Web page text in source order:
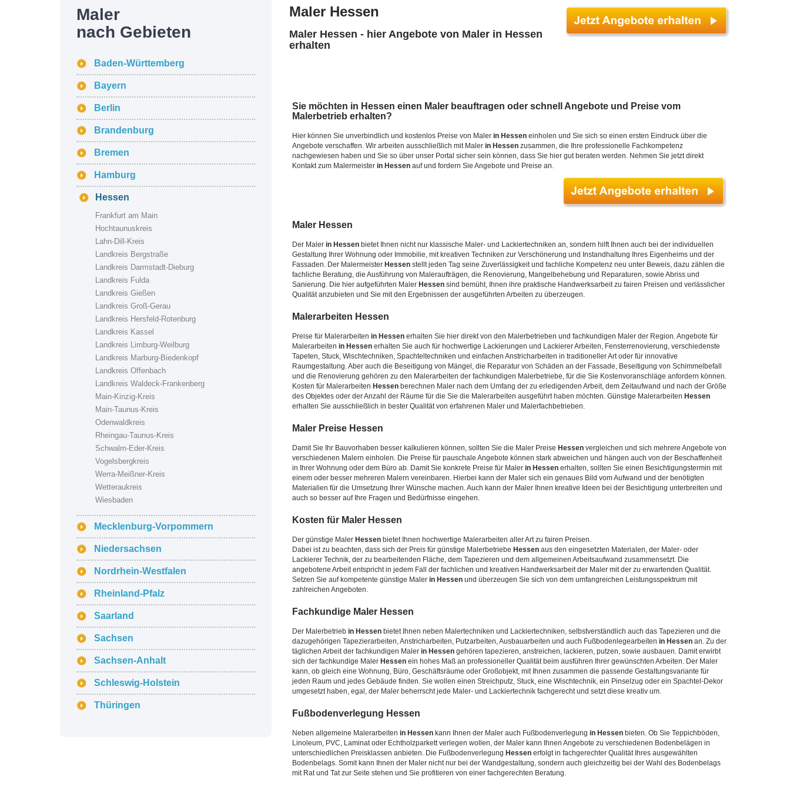
Maler
nach Gebieten
Baden-Württemberg
Bayern
Berlin
Brandenburg
Bremen
Hamburg
Hessen
Frankfurt am Main
Hochtaunuskreis
Lahn-Dill-Kreis
Landkreis Bergstraße
Landkreis Darmstadt-Dieburg
Landkreis Fulda
Landkreis Gießen
Landkreis Groß-Gerau
Landkreis Hersfeld-Rotenburg
Landkreis Kassel
Landkreis Limburg-Weilburg
Landkreis Marburg-Biedenkopf
Landkreis Offenbach
Landkreis Waldeck-Frankenberg
Main-Kinzig-Kreis
Main-Taunus-Kreis
Odenwaldkreis
Rheingau-Taunus-Kreis
Schwalm-Eder-Kreis
Vogelsbergkreis
Werra-Meißner-Kreis
Wetteraukreis
Wiesbaden
Mecklenburg-Vorpommern
Niedersachsen
Nordrhein-Westfalen
Rheinland-Pfalz
Saarland
Sachsen
Sachsen-Anhalt
Schleswig-Holstein
Thüringen
Maler Hessen
Maler Hessen - hier Angebote von Maler in Hessen
erhalten
Sie möchten in Hessen einen Maler beauftragen oder schnell Angebote und Preise vom
Malerbetrieb erhalten?
Hier können Sie unverbindlich und kostenlos Preise von Maler in Hessen einholen und Sie sich so einen ersten Eindruck über die
Angebote verschaffen. Wir arbeiten ausschließlich mit Maler in Hessen zusammen, die Ihre professionelle Fachkompetenz
nachgewiesen haben und Sie so über unser Portal sicher sein können, dass Sie hier gut beraten werden. Nehmen Sie jetzt direkt
Kontakt zum Malermeister in Hessen auf und fordern Sie Angebote und Preise an.
Maler Hessen
Der Maler in Hessen bietet Ihnen nicht nur klassische Maler- und Lackiertechniken an, sondern hilft Ihnen auch bei der individuellen
Gestaltung Ihrer Wohnung oder Immobilie, mit kreativen Techniken zur Verschönerung und Instandhaltung Ihres Eigenheims und der
Fassaden. Der Malermeister Hessen stellt jeden Tag seine Zuverlässigkeit und fachliche Kompetenz neu unter Beweis, dazu zählen die
fachliche Beratung, die Ausführung von Maleraufträgen, die Renovierung, Mangelbehebung und Reparaturen, sowie Abriss und
Sanierung. Die hier aufgeführten Maler Hessen sind bemüht, Ihnen ihre praktische Handwerksarbeit zu fairen Preisen und verlässlicher
Qualität anzubieten und Sie mit den Ergebnissen der ausgeführten Arbeiten zu überzeugen.
Malerarbeiten Hessen
Preise für Malerarbeiten in Hessen erhalten Sie hier direkt von den Malerbetrieben und fachkundigen Maler der Region. Angebote für
Malerarbeiten in Hessen erhalten Sie auch für hochwertige Lackierungen und Lackierer Arbeiten, Fensterrenovierung, verschiedenste
Tapeten, Stuck, Wischtechniken, Spachteltechniken und einfachen Anstricharbeiten in traditioneller Art oder für innovative
Raumgestaltung. Aber auch die Beseitigung von Mängel, die Reparatur von Schäden an der Fassade, Beseitigung von Schimmelbefall
und die Renovierung gehören zu den Malerarbeiten der fachkundigen Malerbetriebe, für die Sie Kostenvoranschläge anfordern können.
Kosten für Malerarbeiten Hessen berechnen Maler nach dem Umfang der zu erledigenden Arbeit, dem Zeitaufwand und nach der Größe
des Objektes oder der Anzahl der Räume für die Sie die Malerarbeiten ausgeführt haben möchten. Günstige Malerarbeiten Hessen
erhalten Sie ausschließlich in bester Qualität von erfahrenen Maler und Malerfachbetrieben.
Maler Preise Hessen
Damit Sie Ihr Bauvorhaben besser kalkulieren können, sollten Sie die Maler Preise Hessen vergleichen und sich mehrere Angebote von
verschiedenen Malern einholen. Die Preise für pauschale Angebote können stark abweichen und hängen auch von der Beschaffenheit
in Ihrer Wohnung oder dem Büro ab. Damit Sie konkrete Preise für Maler in Hessen erhalten, sollten Sie einen Besichtigungstermin mit
einem oder besser mehreren Malern vereinbaren. Hierbei kann der Maler sich ein genaues Bild vom Aufwand und der benötigten
Materialien für die Umsetzung Ihrer Wünsche machen. Auch kann der Maler Ihnen kreative Ideen bei der Besichtigung unterbreiten und
auch so besser auf Ihre Fragen und Bedürfnisse eingehen.
Kosten für Maler Hessen
Der günstige Maler Hessen bietet Ihnen hochwertige Malerarbeiten aller Art zu fairen Preisen.
Dabei ist zu beachten, dass sich der Preis für günstige Malerbetriebe Hessen aus den eingesetzten Materialen, der Maler- oder
Lackierer Technik, der zu bearbeitenden Fläche, dem Tapezieren und dem allgemeinen Arbeitsaufwand zusammensetzt. Die
angebotene Arbeit entspricht in jedem Fall der fachlichen und kreativen Handwerksarbeit der Maler mit der zu erwartenden Qualität.
Setzen Sie auf kompetente günstige Maler in Hessen und überzeugen Sie sich von dem umfangreichen Leistungsspektrum mit
zahlreichen Angeboten.
Fachkundige Maler Hessen
Der Malerbetrieb in Hessen bietet Ihnen neben Malertechniken und Lackiertechniken, selbstverständlich auch das Tapezieren und die
dazugehörigen Tapezierarbeiten, Anstricharbeiten, Putzarbeiten, Ausbauarbeiten und auch Fußbodenlegearbeiten in Hessen an. Zu der
täglichen Arbeit der fachkundigen Maler in Hessen gehören tapezieren, anstreichen, lackieren, putzen, sowie ausbauen. Damit erwirbt
sich der fachkundige Maler Hessen ein hohes Maß an professioneller Qualität beim ausführen Ihrer gewünschten Arbeiten. Der Maler
kann, ob gleich eine Wohnung, Büro, Geschäftsräume oder Großobjekt, mit Ihnen zusammen die passende Gestaltungsvariante für
jeden Raum und jedes Gebäude finden. Sie wollen einen Streichputz, Stuck, eine Wischtechnik, ein Pinselzug oder ein Spachtel-Dekor
umgesetzt haben, egal, der Maler beherrscht jede Maler- und Lackiertechnik fachgerecht und setzt diese kreativ um.
Fußbodenverlegung Hessen
Neben allgemeine Malerarbeiten in Hessen kann Ihnen der Maler auch Fußbodenverlegung in Hessen bieten. Ob Sie Teppichböden,
Linoleum, PVC, Laminat oder Echtholzparkett verlegen wollen, der Maler kann Ihnen Angebote zu verschiedenen Bodenbelägen in
unterschiedlichen Preisklassen anbieten. Die Fußbodenverlegung Hessen erfolgt in fachgerechter Qualität Ihres ausgewählten
Bodenbelags. Somit kann Ihnen der Maler nicht nur bei der Wandgestaltung, sondern auch gleichzeitig bei der Wahl des Bodenbelags
mit Rat und Tat zur Seite stehen und Sie profitieren von einer fachgerechten Beratung.